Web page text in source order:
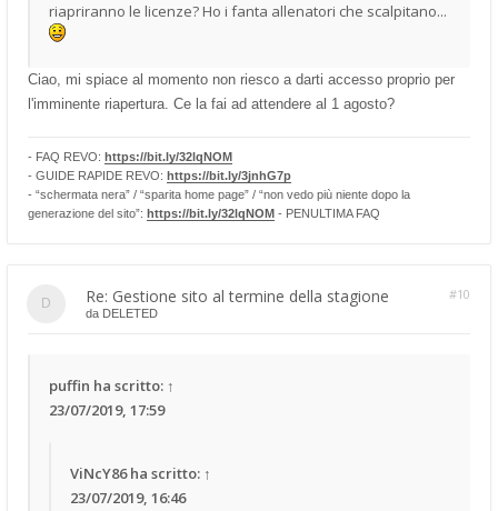
riapriranno le licenze? Ho i fanta allenatori che scalpitano...
Ciao, mi spiace al momento non riesco a darti accesso proprio per
l'imminente riapertura. Ce la fai ad attendere al 1 agosto?
- FAQ REVO: https://bit.ly/32lqNOM
- GUIDE RAPIDE REVO: https://bit.ly/3jnhG7p
- “schermata nera” / “sparita home page” / “non vedo più niente dopo la
generazione del sito”: https://bit.ly/32lqNOM - PENULTIMA FAQ
Re: Gestione sito al termine della stagione #10
da DELETED
puffin ha scritto: ↑
23/07/2019, 17:59
ViNcY86ha scritto: ↑
23/07/2019, 16:46